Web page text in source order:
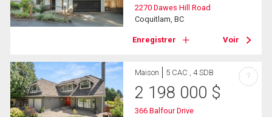
2270 Dawes Hill Road
Coquitlam, BC
Enregistrer Voir
Maison 5 CAC , 4 SDB
2 198 000 $
366 Balfour Drive
?